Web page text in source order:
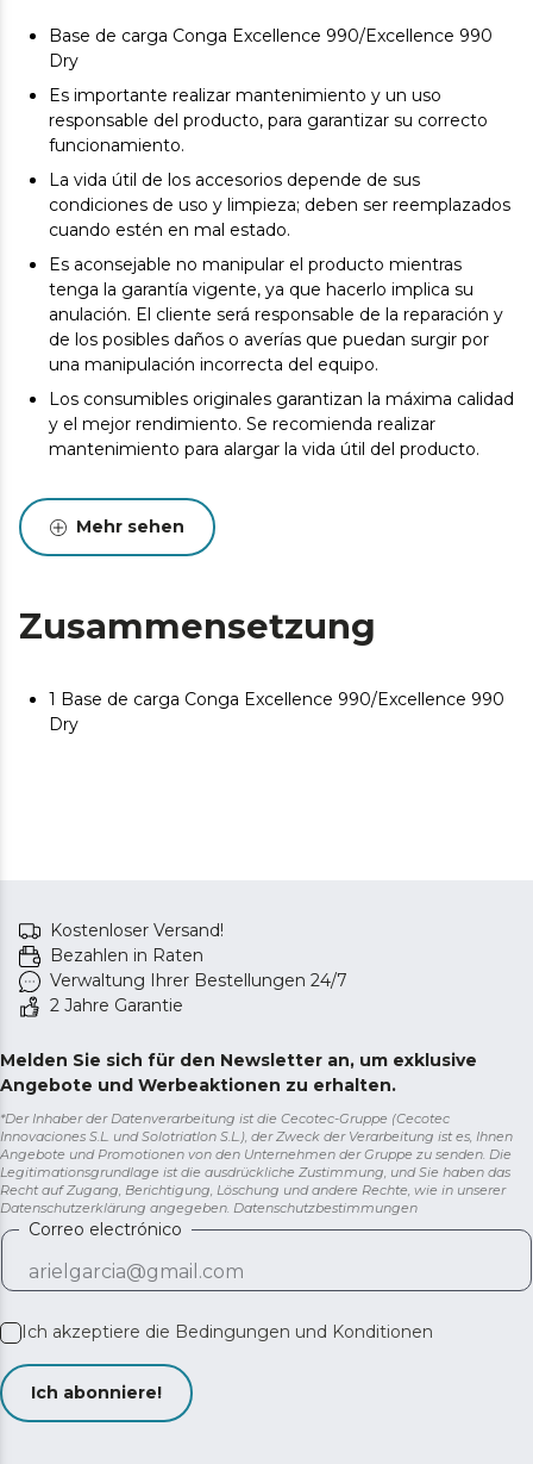
Base de carga Conga Excellence 990/Excellence 990
Dry
Es importante realizar mantenimiento y un uso
responsable del producto, para garantizar su correcto
funcionamiento.
La vida útil de los accesorios depende de sus
condiciones de uso y limpieza; deben ser reemplazados
cuando estén en mal estado.
Es aconsejable no manipular el producto mientras
tenga la garantía vigente, ya que hacerlo implica su
anulación. El cliente será responsable de la reparación y
de los posibles daños o averías que puedan surgir por
una manipulación incorrecta del equipo.
Los consumibles originales garantizan la máxima calidad
y el mejor rendimiento. Se recomienda realizar
mantenimiento para alargar la vida útil del producto.
Mehr sehen
Zusammensetzung
1 Base de carga Conga Excellence 990/Excellence 990
Dry
Kostenloser Versand!
Bezahlen in Raten
Verwaltung Ihrer Bestellungen 24/7
2 Jahre Garantie
Melden Sie sich für den Newsletter an, um exklusive
Angebote und Werbeaktionen zu erhalten.
*Der Inhaber der Datenverarbeitung ist die Cecotec-Gruppe (Cecotec
Innovaciones S.L. und Solotriatlon S.L.), der Zweck der Verarbeitung ist es, Ihnen
Angebote und Promotionen von den Unternehmen der Gruppe zu senden. Die
Legitimationsgrundlage ist die ausdrückliche Zustimmung, und Sie haben das
Recht auf Zugang, Berichtigung, Löschung und andere Rechte, wie in unserer
Datenschutzerklärung angegeben. Datenschutzbestimmungen
Correo electrónico
Ich akzeptiere die Bedingungen und Konditionen
Ich abonniere!